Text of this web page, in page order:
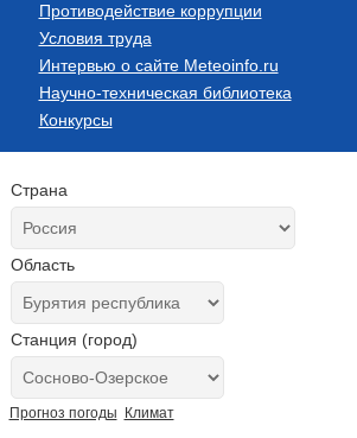
Противодействие коррупции
Условия труда
Интервью о сайте Meteoinfo.ru
Научно-техническая библиотека
Конкурсы
Страна
Область
Станция (город)
Прогноз погоды Климат